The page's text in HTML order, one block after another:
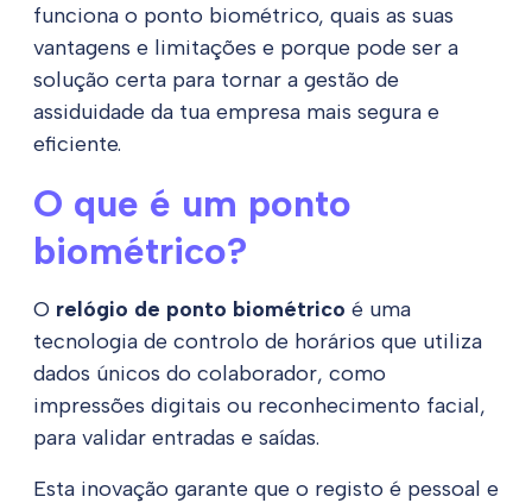
funciona o ponto biométrico, quais as suas
vantagens e limitações e porque pode ser a
solução certa para tornar a gestão de
assiduidade da tua empresa mais segura e
eficiente.
O que é um ponto
biométrico?
O relógio de ponto biométrico é uma
tecnologia de controlo de horários que utiliza
dados únicos do colaborador, como
impressões digitais ou reconhecimento facial,
para validar entradas e saídas.
Esta inovação garante que o registo é pessoal e